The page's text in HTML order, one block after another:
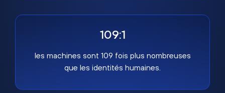
109:1
les machines sont 109 fois plus nombreuses
que les identités humaines.